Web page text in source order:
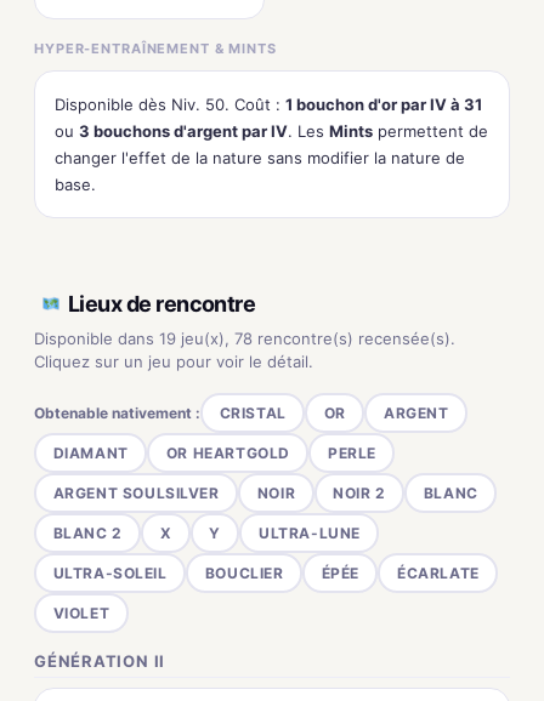
HYPER-ENTRAÎNEMENT & MINTS
Disponible dès Niv. 50. Coût : 1 bouchon d'or par IV à 31
ou 3 bouchons d'argent par IV. Les Mints permettent de
changer l'effet de la nature sans modifier la nature de
base.
Lieux de rencontre
Disponible dans 19 jeu(x), 78 rencontre(s) recensée(s).
Cliquez sur un jeu pour voir le détail.
Obtenable nativement : CRISTAL OR ARGENT
DIAMANT OR HEARTGOLD PERLE
ARGENT SOULSILVER NOIR NOIR 2 BLANC
BLANC 2 X Y ULTRA-LUNE
ULTRA-SOLEIL BOUCLIER ÉPÉE ÉCARLATE
VIOLET
GÉNÉRATION II